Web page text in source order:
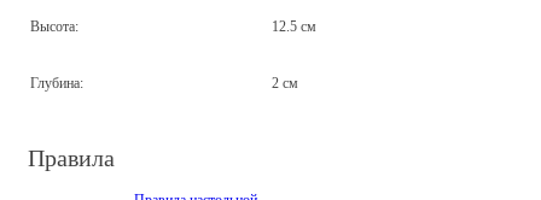
Высота: 12.5 см
Глубина: 2 см
Правила